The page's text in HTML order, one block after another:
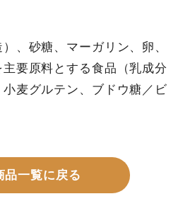
、砂糖、マーガリン、卵、
要原料とする食品（乳成分
麦グルテン、ブドウ糖／ビ
品一覧に戻る